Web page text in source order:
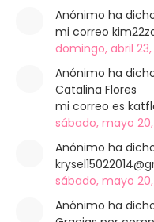
Anónimo ha
mi correo
domingo, abril 23,
Anónimo ha
Catalina Flores
mi correo es
sábado, mayo 20,
Anónimo ha
sábado, mayo 20,
Anónimo ha